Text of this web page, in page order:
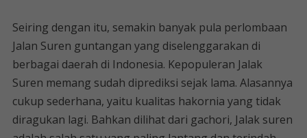
Seiring dengan itu, semakin banyak pula perlombaan
Jalan Suren guntangan yang diselenggarakan di
berbagai daerah di Indonesia. Kepopuleran Jalak
Suren memang sudah diprediksi sejak lama. Alasannya
cukup sederhana, yaitu kualitas hakornia yang tidak
diragukan lagi. Bahkan dilihat dari gachori, Jalak suren